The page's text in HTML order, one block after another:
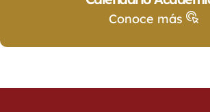
Conoce más